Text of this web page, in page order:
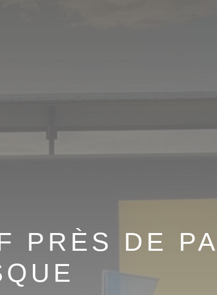
PRÈS DE